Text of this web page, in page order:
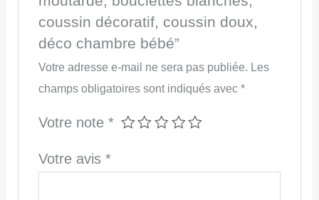
coussin décoratif, coussin doux,
déco chambre bébé”
Votre adresse e-mail ne sera pas publiée. Les
champs obligatoires sont indiqués avec *
Votre note *
Votre avis *